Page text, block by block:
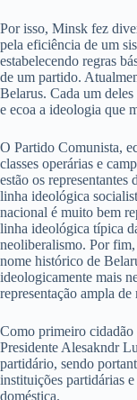
Por isso, Minsk fez
pela eficiência de um
estabelecendo regras
de um partido.
Belarus. Cada um
e ecoa a ideologia que
O Partido Comunista,
classes operárias e
estão os
linha ideológica
nacional é muito bem
linha ideológica típica
neoliberalismo. Por
nome histórico de
ideologicamente mais
representação ampla
Como primeiro cidadão
Presidente Alesakndr
partidário, sendo
instituições partidárias
doméstica.